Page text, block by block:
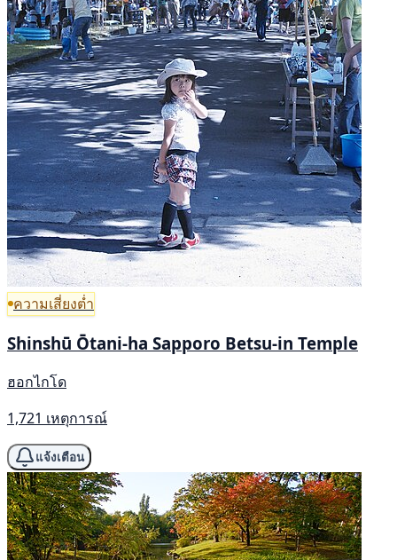
ความเสี่ยงต่ำ
Shinshū Ōtani-ha Sapporo Betsu-in Temple
ฮอกไกโด
1,721 เหตุการณ์
แจ้งเตือน